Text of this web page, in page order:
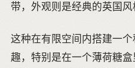
带，外观则是经典的英国风
这种在有限空间内搭建一
趣，特别是在一个薄荷糖